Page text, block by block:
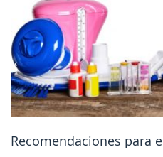
‹